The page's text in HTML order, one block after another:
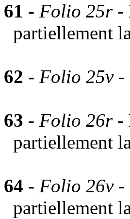
61 - Folio 25r -
partiellement
62 - Folio 25v -
63 - Folio 26r -
partiellement
64 - Folio 26v -
partiellement